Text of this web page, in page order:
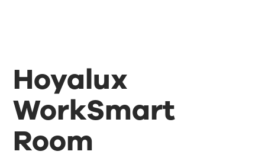
Hoyalux
WorkSmart
Room